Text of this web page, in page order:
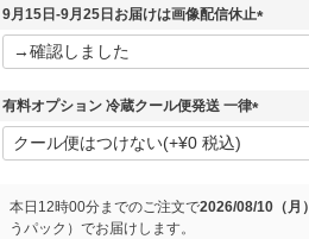
須
9月15日-9月25日お届けは画像配信休止
(
)
有料オプション 冷蔵クール便発送 一律
(
本日 12時00分までのご注文で2026/08/10（月）
うパック） でお届けします。